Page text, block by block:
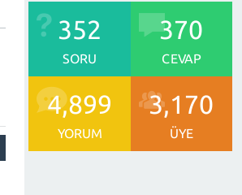
352
SORU
370
CEVAP
4,899
YORUM
3,170
ÜYE